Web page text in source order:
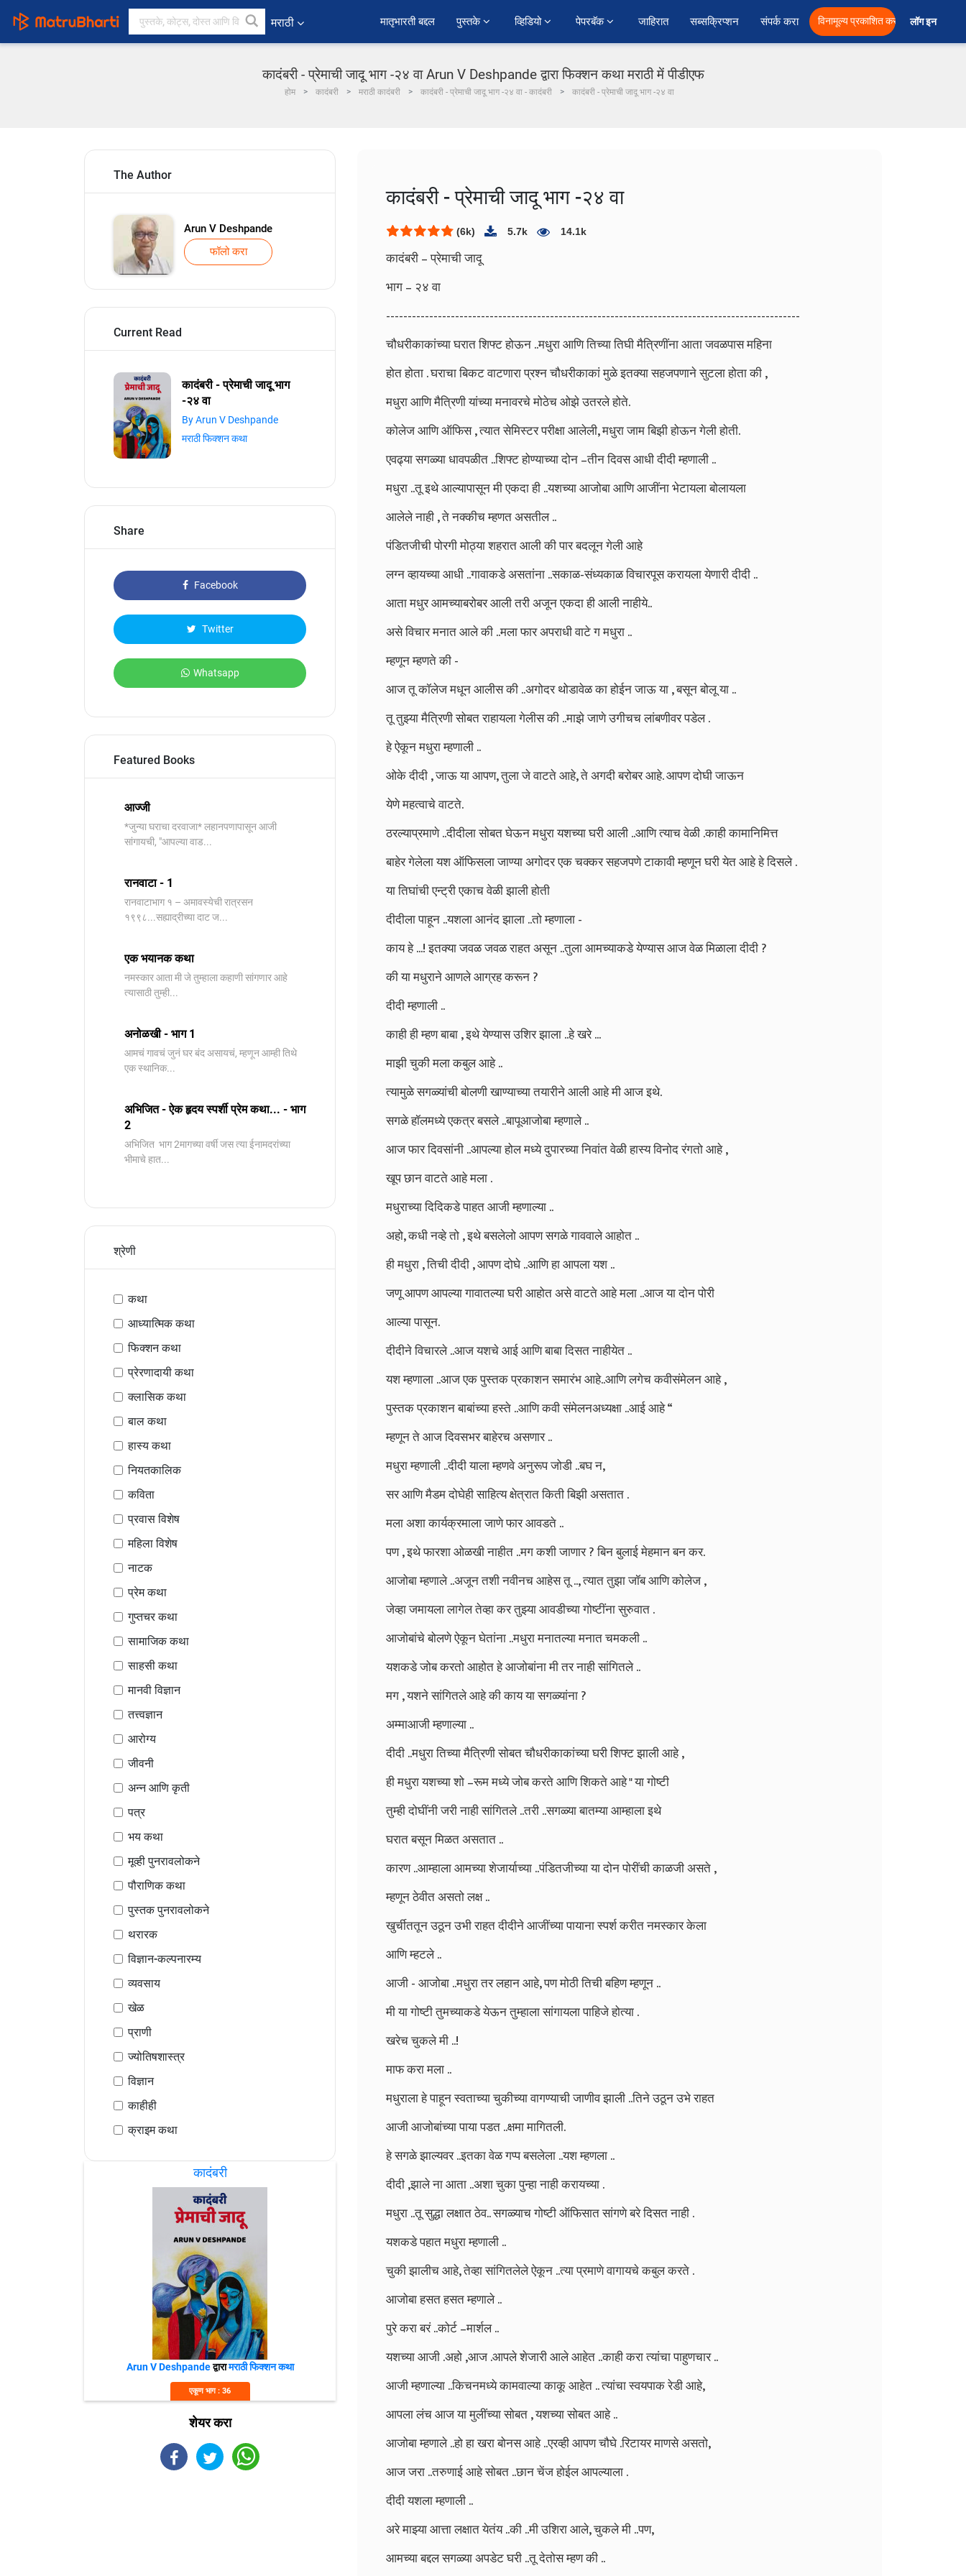
मराठी ﻿मातृभारती बद्दल पुस्तके व्हिडियो पेपरबॅक जाहिरात सब्सक्रिप्शन संपर्क करा विनामूल्य प्रकाशित करा लॉग इन
कादंबरी - प्रेमाची जादू भाग -२४ वा Arun V Deshpande द्वारा फिक्शन कथा मराठी में पीडीएफ
होम कादंबरी मराठी कादंबरी कादंबरी - प्रेमाची जादू भाग -२४ वा - कादंबरी कादंबरी - प्रेमाची जादू भाग -२४ वा
The Author
Arun V Deshpande
फॉलो करा
Current Read
कादंबरी - प्रेमाची जादू भाग
-२४ वा
By Arun V Deshpande
मराठी फिक्शन कथा
Share
Facebook
Twitter
Whatsapp
Featured Books
आज्जी
*जुन्या घराचा दरवाजा* लहानपणापासून आजी
सांगायची, "आपल्या वाड...
रानवाटा - 1
रानवाटाभाग १ – अमावस्येची रात्रसन
१९९८...सह्याद्रीच्या दाट ज...
एक भयानक कथा
नमस्कार आता मी जे तुम्हाला कहाणी सांगणार आहे
त्यासाठी तुम्ही...
अनोळखी - भाग 1
आमचं गावचं जुनं घर बंद असायचं, म्हणून आम्ही तिथे
एक स्थानिक...
अभिजित - ऐक हृदय स्पर्शी प्रेम कथा... - भाग
2
️अभिजित ️ भाग 2मागच्या वर्षी जस त्या ईनामदरांच्या
भीमाचे हात...
श्रेणी
कथा
आध्यात्मिक कथा
फिक्शन कथा
प्रेरणादायी कथा
क्लासिक कथा
बाल कथा
हास्य कथा
नियतकालिक
कविता
प्रवास विशेष
महिला विशेष
नाटक
प्रेम कथा
गुप्तचर कथा
सामाजिक कथा
साहसी कथा
मानवी विज्ञान
तत्त्वज्ञान
आरोग्य
जीवनी
अन्न आणि कृती
पत्र
भय कथा
मूव्ही पुनरावलोकने
पौराणिक कथा
पुस्तक पुनरावलोकने
थरारक
विज्ञान-कल्पनारम्य
व्यवसाय
खेळ
प्राणी
ज्योतिषशास्त्र
विज्ञान
काहीही
क्राइम कथा
कादंबरी
Arun V Deshpandeद्वारामराठी फिक्शन कथा
एकूण भाग : 36
शेयर करा
कादंबरी - प्रेमाची जादू भाग -२४ वा
(6k) 5.7k 14.1k
कादंबरी – प्रेमाची जादू
भाग – २४ वा
------------------------------------------------------------------------------------------------
चौधरीकाकांच्या घरात शिफ्ट होऊन ..मधुरा आणि तिच्या तिघी मैत्रिणींना आता जवळपास महिना
होत होता . घराचा बिकट वाटणारा प्रश्न चौधरीकाकां मुळे इतक्या सहजपणाने सुटला होता की ,
मधुरा आणि मैत्रिणी यांच्या मनावरचे मोठेच ओझे उतरले होते.
कोलेज आणि ऑफिस , त्यात सेमिस्टर परीक्षा आलेली, मधुरा जाम बिझी होऊन गेली होती.
एवढ्या सगळ्या धावपळीत ..शिफ्ट होण्याच्या दोन –तीन दिवस आधी दीदी म्हणाली ..
मधुरा ..तू इथे आल्यापासून मी एकदा ही ..यशच्या आजोबा आणि आजींना भेटायला बोलायला
आलेले नाही , ते नक्कीच म्हणत असतील ..
पंडितजीची पोरगी मोठ्या शहरात आली की पार बदलून गेली आहे
लग्न व्हायच्या आधी ..गावाकडे असतांना ..सकाळ-संध्यकाळ विचारपूस करायला येणारी दीदी ..
आता मधुर आमच्याबरोबर आली तरी अजून एकदा ही आली नाहीये..
असे विचार मनात आले की ..मला फार अपराधी वाटे ग मधुरा ..
म्हणून म्हणते की -
आज तू कॉलेज मधून आलीस की ..अगोदर थोडावेळ का होईन जाऊ या , बसून बोलू या ..
तू तुझ्या मैत्रिणी सोबत राहायला गेलीस की ..माझे जाणे उगीचच लांबणीवर पडेल .
हे ऐकून मधुरा म्हणाली ..
ओके दीदी , जाऊ या आपण, तुला जे वाटते आहे, ते अगदी बरोबर आहे. आपण दोघी जाऊन
येणे महत्वाचे वाटते.
ठरल्याप्रमाणे ..दीदीला सोबत घेऊन मधुरा यशच्या घरी आली ..आणि त्याच वेळी .काही कामानिमित्त
बाहेर गेलेला यश ऑफिसला जाण्या अगोदर एक चक्कर सहजपणे टाकावी म्हणून घरी येत आहे हे दिसले .
या तिघांची एन्ट्री एकाच वेळी झाली होती
दीदीला पाहून ..यशला आनंद झाला ..तो म्हणाला -
काय हे ...! इतक्या जवळ जवळ राहत असून ..तुला आमच्याकडे येण्यास आज वेळ मिळाला दीदी ?
की या मधुराने आणले आग्रह करून ?
दीदी म्हणाली ..
काही ही म्हण बाबा , इथे येण्यास उशिर झाला ..हे खरे ...
माझी चुकी मला कबुल आहे ..
त्यामुळे सगळ्यांची बोलणी खाण्याच्या तयारीने आली आहे मी आज इथे.
सगळे हॉलमध्ये एकत्र बसले ..बापूआजोबा म्हणाले ..
आज फार दिवसांनी ..आपल्या होल मध्ये दुपारच्या निवांत वेळी हास्य विनोद रंगतो आहे ,
खूप छान वाटते आहे मला .
मधुराच्या दिदिकडे पाहत आजी म्हणाल्या ..
अहो, कधी नव्हे तो , इथे बसलेलो आपण सगळे गाववाले आहोत ..
ही मधुरा , तिची दीदी , आपण दोघे ..आणि हा आपला यश ..
जणू आपण आपल्या गावातल्या घरी आहोत असे वाटते आहे मला ..आज या दोन पोरी
आल्या पासून.
दीदीने विचारले ..आज यशचे आई आणि बाबा दिसत नाहीयेत ..
यश म्हणाला ..आज एक पुस्तक प्रकाशन समारंभ आहे..आणि लगेच कवीसंमेलन आहे ,
पुस्तक प्रकाशन बाबांच्या हस्ते ..आणि कवी संमेलनअध्यक्षा ..आई आहे “
म्हणून ते आज दिवसभर बाहेरच असणार ..
मधुरा म्हणाली ..दीदी याला म्हणवे अनुरूप जोडी ..बघ न,
सर आणि मैडम दोघेही साहित्य क्षेत्रात किती बिझी असतात .
मला अशा कार्यक्रमाला जाणे फार आवडते ..
पण , इथे फारशा ओळखी नाहीत ..मग कशी जाणार ? बिन बुलाई मेहमान बन कर.
आजोबा म्हणाले ..अजून तशी नवीनच आहेस तू .., त्यात तुझा जॉब आणि कोलेज ,
जेव्हा जमायला लागेल तेव्हा कर तुझ्या आवडीच्या गोष्टींना सुरुवात .
आजोबांचे बोलणे ऐकून घेतांना ..मधुरा मनातल्या मनात चमकली ..
यशकडे जोब करतो आहोत हे आजोबांना मी तर नाही सांगितले ..
मग , यशने सांगितले आहे की काय या सगळ्यांना ?
अम्माआजी म्हणाल्या ..
दीदी ..मधुरा तिच्या मैत्रिणी सोबत चौधरीकाकांच्या घरी शिफ्ट झाली आहे ,
ही मधुरा यशच्या शो –रूम मध्ये जोब करते आणि शिकते आहे " या गोष्टी
तुम्ही दोघींनी जरी नाही सांगितले ..तरी ..सगळ्या बातम्या आम्हाला इथे
घरात बसून मिळत असतात ..
कारण ..आम्हाला आमच्या शेजार्याच्या ..पंडितजीच्या या दोन पोरींची काळजी असते ,
म्हणून ठेवीत असतो लक्ष ..
खुर्चीततून उठून उभी राहत दीदीने आजींच्या पायाना स्पर्श करीत नमस्कार केला
आणि म्हटले ..
आजी - आजोबा ..मधुरा तर लहान आहे, पण मोठी तिची बहिण म्हणून ..
मी या गोष्टी तुमच्याकडे येऊन तुम्हाला सांगायला पाहिजे होत्या .
खरेच चुकले मी ..!
माफ करा मला ..
मधुराला हे पाहून स्वताच्या चुकीच्या वागण्याची जाणीव झाली ..तिने उठून उभे राहत
आजी आजोबांच्या पाया पडत ..क्षमा मागितली.
हे सगळे झाल्यवर ..इतका वेळ गप्प बसलेला ..यश म्हणला ..
दीदी ,झाले ना आता ..अशा चुका पुन्हा नाही करायच्या .
मधुरा ..तू सुद्धा लक्षात ठेव.. सगळ्याच गोष्टी ऑफिसात सांगणे बरे दिसत नाही .
यशकडे पहात मधुरा म्हणाली ..
चुकी झालीच आहे, तेव्हा सांगितलेले ऐकून ..त्या प्रमाणे वागायचे कबुल करते .
आजोबा हसत हसत म्हणाले ..
पुरे करा बरं ..कोर्ट –मार्शल ..
यशच्या आजी .अहो ,आज .आपले शेजारी आले आहेत ..काही करा त्यांचा पाहुणचार ..
आजी म्हणाल्या ..किचनमध्ये कामवाल्या काकू आहेत .. त्यांचा स्वयपाक रेडी आहे,
आपला लंच आज या मुलींच्या सोबत , यशच्या सोबत आहे ..
आजोबा म्हणाले ..हो हा खरा बोनस आहे ..एरव्ही आपण चौघे .रिटायर माणसे असतो,
आज जरा ..तरुणाई आहे सोबत ..छान चेंज होईल आपल्याला .
दीदी यशला म्हणाली ..
अरे माझ्या आत्ता लक्षात येतंय ..की ..मी उशिरा आले, चुकले मी ..पण,
आमच्या बद्दल सगळ्या अपडेट घरी ..तू देतोस म्हण की ..